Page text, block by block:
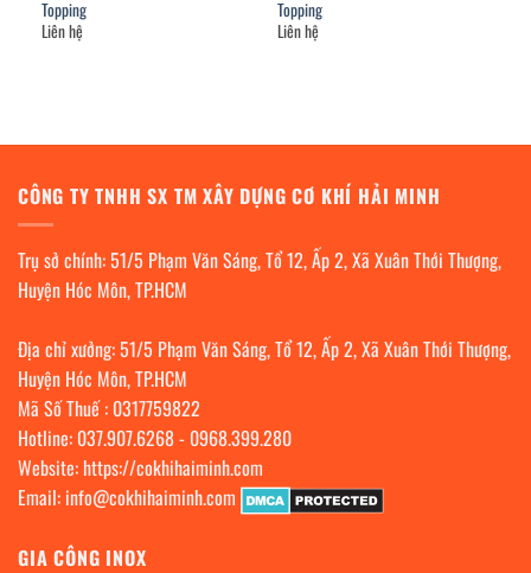
Topping
Liên hệ
Topping
Liên hệ
CÔNG TY TNHH SX TM XÂY DỰNG CƠ KHÍ HẢI MINH
Trụ sở chính: 51/5 Phạm Văn Sáng, Tổ 12, Ấp 2, Xã Xuân Thới Thượng,
Huyện Hóc Môn, TP.HCM
Địa chỉ xưởng: 51/5 Phạm Văn Sáng, Tổ 12, Ấp 2, Xã Xuân Thới Thượng,
Huyện Hóc Môn, TP.HCM
Mã Số Thuế : 0317759822
Hotline: 037.907.6268- 0968.399.280
Website: https://cokhihaiminh.com
Email: info@cokhihaiminh.com
GIA CÔNG INOX